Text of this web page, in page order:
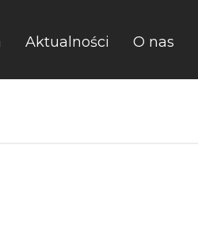
Aktualności O nas